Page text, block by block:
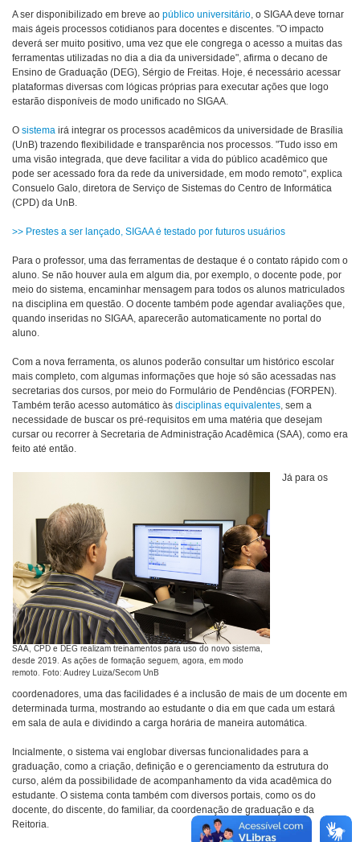
A ser disponibilizado em breve ao público universitário, o SIGAA deve tornar
mais ágeis processos cotidianos para docentes e discentes. "O impacto
deverá ser muito positivo, uma vez que ele congrega o acesso a muitas das
ferramentas utilizadas no dia a dia da universidade", afirma o decano de
Ensino de Graduação (DEG), Sérgio de Freitas. Hoje, é necessário acessar
plataformas diversas com lógicas próprias para executar ações que logo
estarão disponíveis de modo unificado no SIGAA.
O sistema irá integrar os processos acadêmicos da universidade de Brasília
(UnB) trazendo flexibilidade e transparência nos processos. "Tudo isso em
uma visão integrada, que deve facilitar a vida do público acadêmico que
pode ser acessado fora da rede da universidade, em modo remoto", explica
Consuelo Galo, diretora de Serviço de Sistemas do Centro de Informática
(CPD) da UnB.
>> Prestes a ser lançado, SIGAA é testado por futuros usuários
Para o professor, uma das ferramentas de destaque é o contato rápido com o
aluno. Se não houver aula em algum dia, por exemplo, o docente pode, por
meio do sistema, encaminhar mensagem para todos os alunos matriculados
na disciplina em questão. O docente também pode agendar avaliações que,
quando inseridas no SIGAA, aparecerão automaticamente no portal do
aluno.
Com a nova ferramenta, os alunos poderão consultar um histórico escolar
mais completo, com algumas informações que hoje só são acessadas nas
secretarias dos cursos, por meio do Formulário de Pendências (FORPEN).
Também terão acesso automático às disciplinas equivalentes, sem a
necessidade de buscar os pré-requisitos em uma matéria que desejam
cursar ou recorrer à Secretaria de Administração Acadêmica (SAA), como era
feito até então.
SAA, CPD e DEG realizam treinamentos para uso do novo sistema,
desde 2019. As ações de formação seguem, agora, em modo
remoto. Foto: Audrey Luiza/Secom UnB
Já para os
coordenadores, uma das facilidades é a inclusão de mais de um docente em
determinada turma, mostrando ao estudante o dia em que cada um estará
em sala de aula e dividindo a carga horária de maneira automática.
Incialmente, o sistema vai englobar diversas funcionalidades para a
graduação, como a criação, definição e o gerenciamento da estrutura do
curso, além da possibilidade de acompanhamento da vida acadêmica do
estudante. O sistema conta também com diversos portais, como os do
docente, do discente, do familiar, da coordenação de graduação e da
Reitoria.